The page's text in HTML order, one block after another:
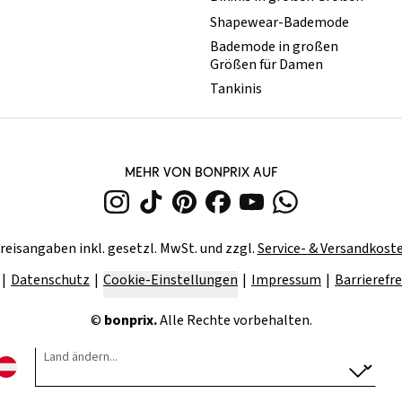
Shapewear-Bademode
Bademode in großen
Größen für Damen
Tankinis
MEHR VON BONPRIX AUF
inkl. gesetzl. MwSt. und zzgl.Service- &
Datenschutz Cookie-Einstellungen Impressum
© bonprix.Alle Rechte vorbehalten.
Land ändern...